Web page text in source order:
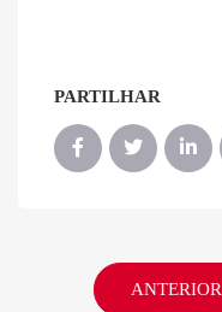
PARTILHAR
ANTERIOR